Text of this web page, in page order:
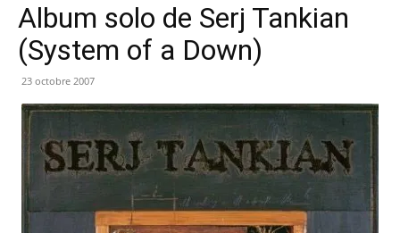
Album solo de Serj Tankian
(System of a Down)
23 octobre 2007